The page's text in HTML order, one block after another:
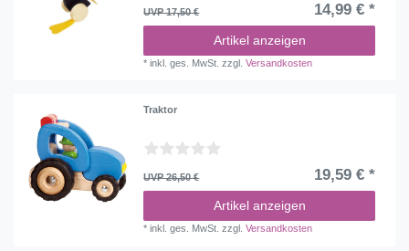
UVP 17,50 € 14,99 € *
Artikel anzeigen
*inkl. ges. MwSt. zzgl.Versandkosten
Traktor
UVP 26,50 € 19,59 € *
Artikel anzeigen
*inkl. ges. MwSt. zzgl.Versandkosten